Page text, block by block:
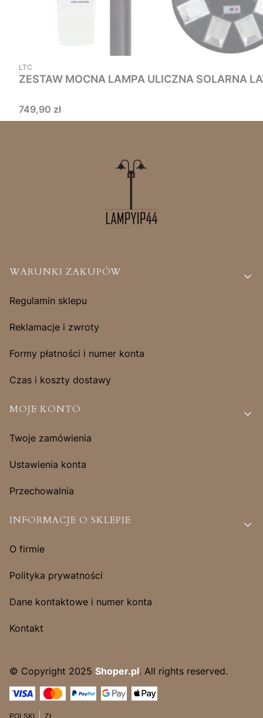
PRODUCENT
LTC
Cena
749,90 zł
Linki w stopce
WARUNKI ZAKUPÓW
Regulamin sklepu
Reklamacje i zwroty
Formy płatności i numer konta
Czas i koszty dostawy
MOJE KONTO
Twoje zamówienia
Ustawienia konta
Przechowalnia
INFORMACJE O SKLEPIE
O firmie
Polityka prywatności
Dane kontaktowe i numer konta
Kontakt
© Copyright 2025 Shoper.pl. All rights reserved.
POLSKI ZŁ